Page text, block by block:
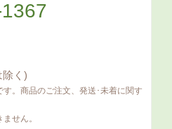
除く)
。商品のご注文、発送･未着に関す
せん。